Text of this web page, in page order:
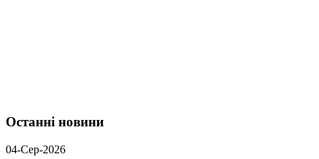
Останні новини
04-Сер-2026